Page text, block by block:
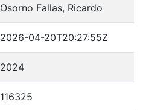
Osorno Fallas, Ricardo
2026-04-20T20:27:55Z
2024
116325